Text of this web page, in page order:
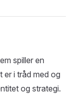
spiller en
er i tråd med og
og strategi.